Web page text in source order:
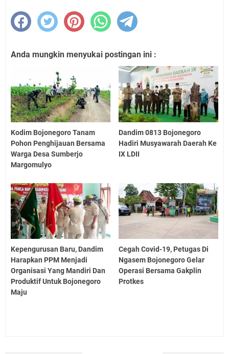
Anda mungkin menyukai postingan ini :
Kodim Bojonegoro Tanam
Pohon Penghijauan Bersama
Warga Desa Sumberjo
Margomulyo
Dandim 0813 Bojonegoro
Hadiri Musyawarah Daerah Ke
IX LDII
Kepengurusan Baru, Dandim
Harapkan PPM Menjadi
Organisasi Yang Mandiri Dan
Produktif Untuk Bojonegoro
Maju
Cegah Covid-19, Petugas Di
Ngasem Bojonegoro Gelar
Operasi Bersama Gakplin
Protkes